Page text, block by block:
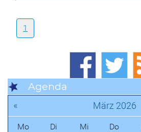
1
Agenda
« März 2026
Mo Di Mi Do